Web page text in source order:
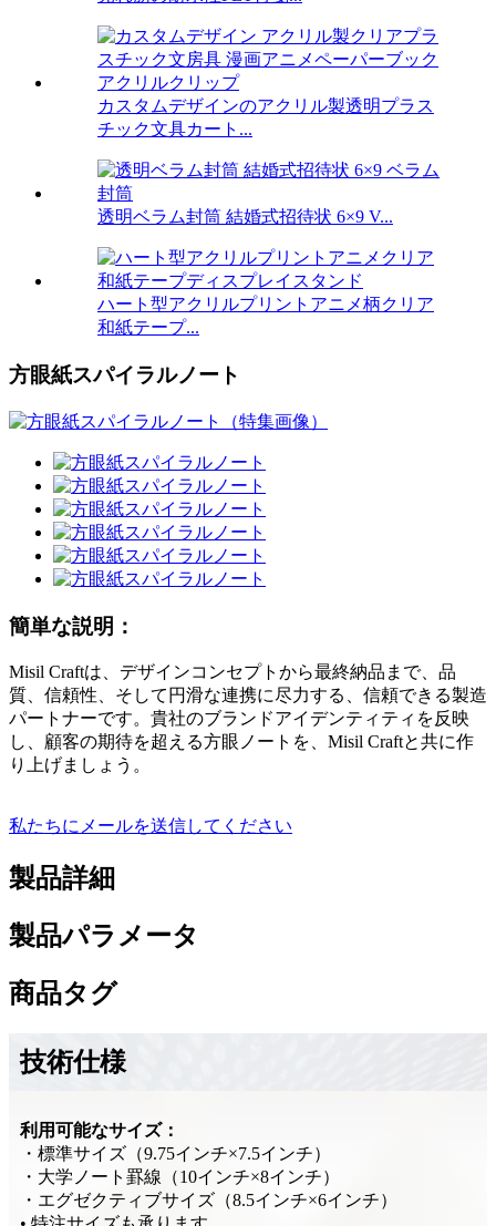
カスタムデザインのアクリル製透明プラス
チック文具カート...
透明ベラム封筒 結婚式招待状 6×9 V...
ハート型アクリルプリントアニメ柄クリア
和紙テープ...
方眼紙スパイラルノート
簡単な説明：
Misil Craftは、デザインコンセプトから最終納品まで、品
質、信頼性、そして円滑な連携に尽力する、信頼できる製造
パートナーです。貴社のブランドアイデンティティを反映
し、顧客の期待を超える方眼ノートを、Misil Craftと共に作
り上げましょう。
私たちにメールを送信してください
製品詳細
製品パラメータ
商品タグ
技術仕様
利用可能なサイズ：
・標準サイズ（9.75インチ×7.5インチ）
・大学ノート罫線（10インチ×8インチ）
・エグゼクティブサイズ（8.5インチ×6インチ）